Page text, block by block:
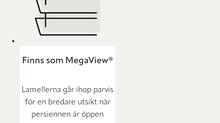
Finns som MegaView®
Lamellerna går ihop parvis
för en bredare utsikt när
persiennen är öppen